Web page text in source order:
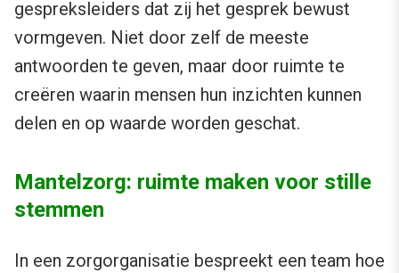
gespreksleiders dat zij het gesprek bewust
vormgeven. Niet door zelf de meeste
antwoorden te geven, maar door ruimte te
creëren waarin mensen hun inzichten kunnen
delen en op waarde worden geschat.
Mantelzorg: ruimte maken voor stille
stemmen
In een zorgorganisatie bespreekt een team hoe